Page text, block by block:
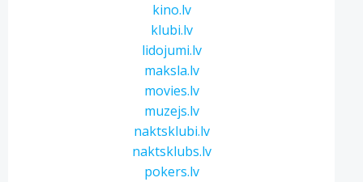
kino.lv
klubi.lv
lidojumi.lv
maksla.lv
movies.lv
muzejs.lv
naktsklubi.lv
naktsklubs.lv
pokers.lv